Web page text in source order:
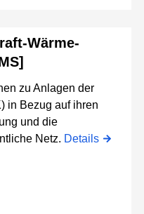
Wärme-
zu Anlagen der
in Bezug auf ihren
und die
Netz. Details